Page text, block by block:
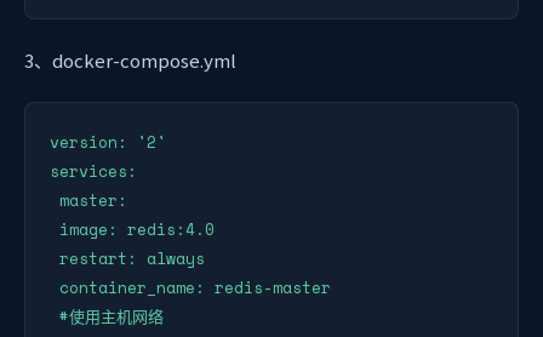
3、docker-compose.yml
version: '2'
services:
master:
image: redis:4.0
restart: always
container_name: redis-master
#使用主机网络